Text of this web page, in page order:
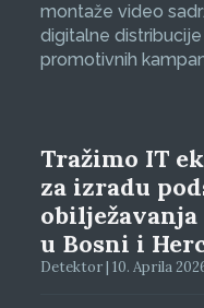
montaže video
digitalne
promotivnih
Tražimo IT
za izradu
u Bosni i
Detektor | 10. Aprila